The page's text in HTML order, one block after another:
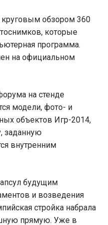
обзором 360
которые
программа.
на официальном
на стенде
модели, фото- и
объектов Игр-2014,
заданную
внутренним
будущим
и возведения
стройка набрала
прямую. Уже в